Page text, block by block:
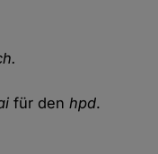
für denhpd.